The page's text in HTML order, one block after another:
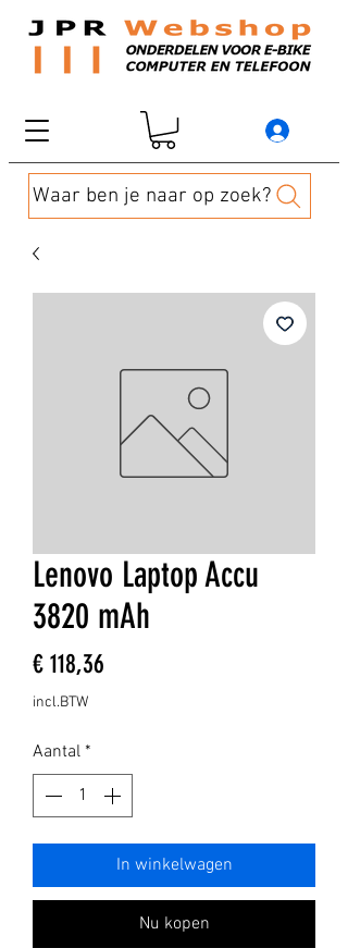
Waar ben je naar op zoek?
Lenovo Laptop Accu
3820 mAh
€ 118,36
incl.BTW
Aantal *
In winkelwagen
Nu kopen